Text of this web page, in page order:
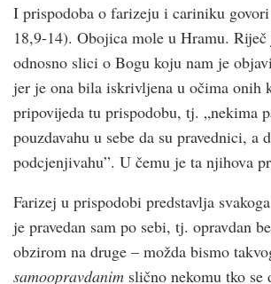
I prispodoba o farizeju i cariniku
18,9-14). Obojica mole u Hramu.
odnosno slici o Bogu koju nam je
jer je ona bila iskrivljena u očima onih
pripovijeda tu prispodobu, tj. „nekima
pouzdavahu u sebe da su pravednici, a
podcjenjivahu”. U čemu je ta njihova
Farizej u prispodobi predstavlja
je pravedan sam po sebi, tj. opravdan
obzirom na druge – možda bismo
samoopravdanim slično nekomu tko se